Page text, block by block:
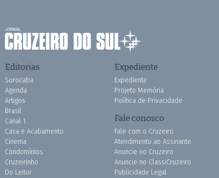
Editorias
Sorocaba
Agenda
Artigos
Brasil
Canal 1
Casa e Acabamento
Cinema
Condomínios
Cruzeirinho
Do Leitor
Expediente
Expediente
Projeto Memória
Política de Privacidade
Fale conosco
Fale com o Cruzeiro
Atendimento ao Assinante
Anuncie no Cruzeiro
Anuncie no ClassiCruzeiro
Publicidade Legal